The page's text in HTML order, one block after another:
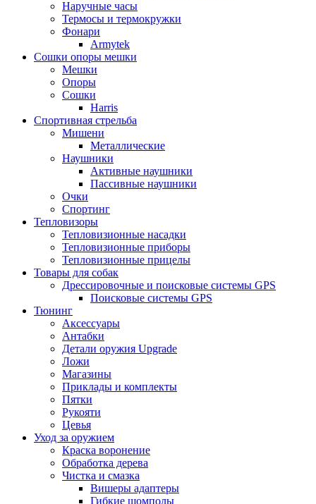
Наручные часы
Термосы и термокружки
Фонари
Armytek
Сошки опоры мешки
Мешки
Опоры
Сошки
Harris
Спортивная стрельба
Мишени
Металлические
Наушники
Активные наушники
Пассивные наушники
Очки
Спортинг
Тепловизоры
Тепловизионные насадки
Тепловизионные приборы
Тепловизионные прицелы
Товары для собак
Дрессировочные и поисковые системы GPS
Поисковые системы GPS
Тюнинг
Аксессуары
Антабки
Детали оружия Upgrade
Ложи
Магазины
Приклады и комплекты
Пятки
Рукояти
Цевья
Уход за оружием
Краска воронение
Обработка дерева
Чистка и смазка
Вишеры адаптеры
Гибкие шомполы